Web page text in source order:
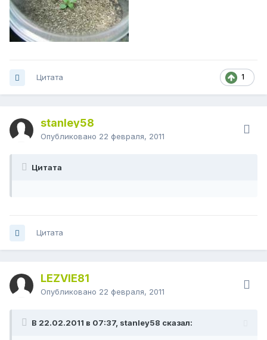
1
Цитата
stanley58
Опубликовано 22 февраля, 2011
Цитата
Цитата
LEZVIE81
Опубликовано 22 февраля, 2011
В 22.02.2011 в 07:37, stanley58 сказал: